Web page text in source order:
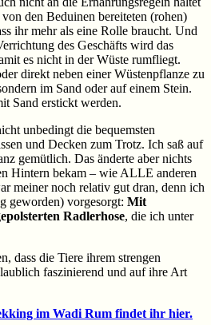
den Beduinen bereiteten (rohen)
ihr mehr als eine Rolle braucht. Und
des Geschäfts wird das
es nicht in der Wüste rumfliegt.
direkt neben einer Wüstenpflanze zu
im Sand oder auf einem Stein.
Sand erstickt werden.
unbedingt die bequemsten
und Decken zum Trotz. Ich saß auf
gemütlich. Das änderte aber nichts
Hintern bekam – wie ALLE anderen
meiner noch relativ gut dran, denn ich
geworden) vorgesorgt: Mit
Radlerhose, die ich unter
dass die Tiere ihrem strengen
faszinierend und auf ihre Art
im Wadi Rum findet ihr hier.